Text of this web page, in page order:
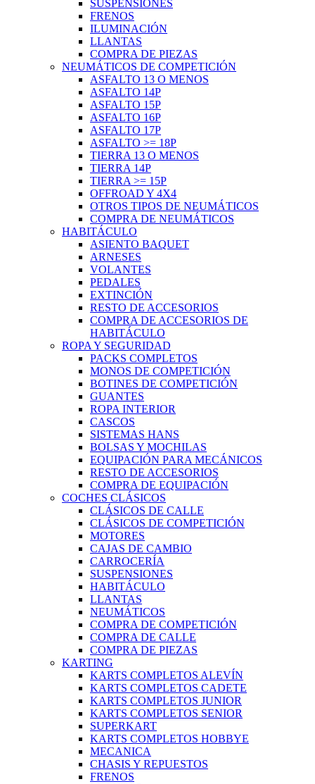
SUSPENSIONES
FRENOS
ILUMINACIÓN
LLANTAS
COMPRA DE PIEZAS
NEUMÁTICOS DE COMPETICIÓN
ASFALTO 13 O MENOS
ASFALTO 14P
ASFALTO 15P
ASFALTO 16P
ASFALTO 17P
ASFALTO >= 18P
TIERRA 13 O MENOS
TIERRA 14P
TIERRA >= 15P
OFFROAD Y 4X4
OTROS TIPOS DE NEUMÁTICOS
COMPRA DE NEUMÁTICOS
HABITÁCULO
ASIENTO BAQUET
ARNESES
VOLANTES
PEDALES
EXTINCIÓN
RESTO DE ACCESORIOS
COMPRA DE ACCESORIOS DE
HABITÁCULO
ROPA Y SEGURIDAD
PACKS COMPLETOS
MONOS DE COMPETICIÓN
BOTINES DE COMPETICIÓN
GUANTES
ROPA INTERIOR
CASCOS
SISTEMAS HANS
BOLSAS Y MOCHILAS
EQUIPACIÓN PARA MECÁNICOS
RESTO DE ACCESORIOS
COMPRA DE EQUIPACIÓN
COCHES CLÁSICOS
CLÁSICOS DE CALLE
CLÁSICOS DE COMPETICIÓN
MOTORES
CAJAS DE CAMBIO
CARROCERÍA
SUSPENSIONES
HABITÁCULO
LLANTAS
NEUMÁTICOS
COMPRA DE COMPETICIÓN
COMPRA DE CALLE
COMPRA DE PIEZAS
KARTING
KARTS COMPLETOS ALEVÍN
KARTS COMPLETOS CADETE
KARTS COMPLETOS JUNIOR
KARTS COMPLETOS SENIOR
SUPERKART
KARTS COMPLETOS HOBBYE
MECANICA
CHASIS Y REPUESTOS
FRENOS